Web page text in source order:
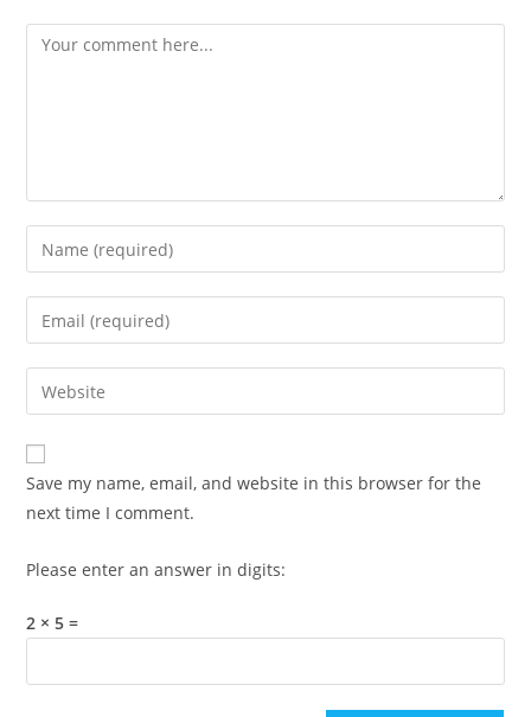
Comment
Enter
your
name
comment
Enter
your
email
address
comment
Enter
your
website
URL
(optional)
Save my name, email, and website in this browser for the
next time I comment.
Please enter an answer in digits:
2 × 5 =